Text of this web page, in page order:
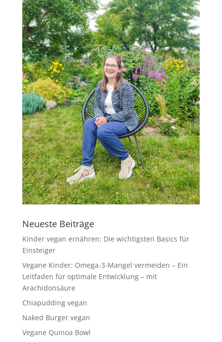
Neueste Beiträge
Kinder vegan ernähren: Die wichtigsten Basics für
Einsteiger
Vegane Kinder: Omega-3-Mangel vermeiden – Ein
Leitfaden für optimale Entwicklung – mit
Arachidonsäure
Chiapudding vegan
Naked Burger vegan
Vegane Quinoa Bowl